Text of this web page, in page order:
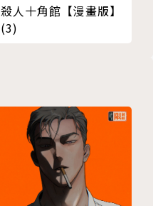
殺人十角館【漫畫版】
(3)